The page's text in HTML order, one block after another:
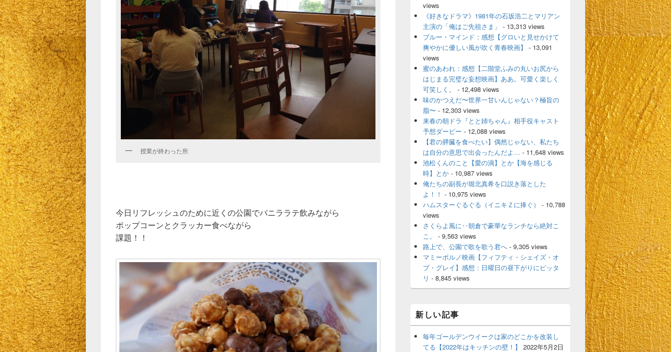
授業が終わった所
今日リフレッシュのために近くの公園でバニララテ飲みながら
ポップコーンとクラッカー食べながら
課題！！
views
《好きなドラマ》1981年の石坂浩二とマリアン
主演の「俺はご先祖さま」 - 13,313 views
ブルー・マインド：感想【グロいと見せかけて
爽やかに優しい風が吹く青春映画】
- 13,091
views
蜜のあわれ：感想【二階堂ふみの丸いお尻から
はじまる完璧な妄想映画】ああ。可愛く楽しく
可笑しく。
- 12,498 views
味のかつえだ〜世界一甘いんじゃない？極旨の
脂〜 - 12,303 views
来春の朝ドラ『とと姉ちゃん』相手役キャスト
予想ダービー - 12,088 views
【君の膵臓を食べたい】偶然じゃない、私たち
は自分の意思で出会ったんだよ… - 11,648 views
池松くんのこと【愛の渦】とか【海を感じる
時】とか - 10,987 views
俺たちの副長が堀北真希を口説き落とした
よ！！ - 10,975 views
ハムスターぐるぐる（イニキＺに捧ぐ）
- 10,788
views
さくらよ風に‥朝倉で豪華なランチなら絶対こ
こ。
- 9,563 views
路上で、公園で歌を歌う君へ - 9,305 views
マミーポルノ映画【フィフティ・シェイズ・オ
ブ・グレイ】感想：日曜日の昼下がりにピッタ
リ - 8,845 views
新しい記事
毎年ゴールデンウイークは家のどこかを改装し
てる【2022年はキッチンの壁！】
2022年5月2日